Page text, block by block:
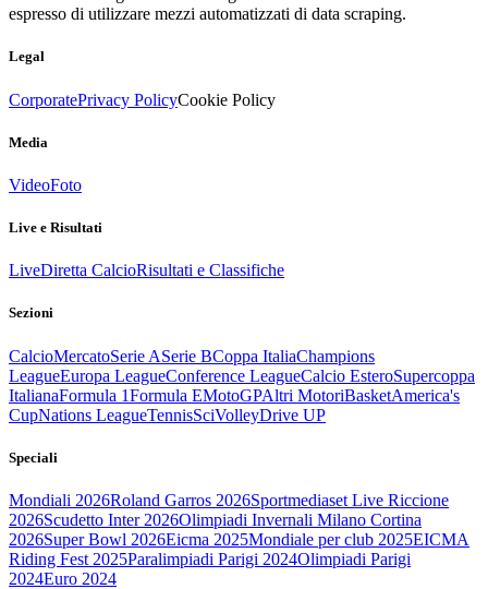
espresso di utilizzare mezzi automatizzati di data scraping.
Legal
CorporatePrivacy PolicyCookie Policy
Media
VideoFoto
Live e Risultati
LiveDiretta CalcioRisultati e Classifiche
Sezioni
CalcioMercatoSerie ASerie BCoppa ItaliaChampions
LeagueEuropa LeagueConference LeagueCalcio EsteroSupercoppa
ItalianaFormula 1Formula EMotoGPAltri MotoriBasketAmerica's
CupNations LeagueTennisSciVolleyDrive UP
Speciali
Mondiali 2026Roland Garros 2026Sportmediaset Live Riccione
2026Scudetto Inter 2026Olimpiadi Invernali Milano Cortina
2026Super Bowl 2026Eicma 2025Mondiale per club 2025EICMA
Riding Fest 2025Paralimpiadi Parigi 2024Olimpiadi Parigi
2024Euro 2024